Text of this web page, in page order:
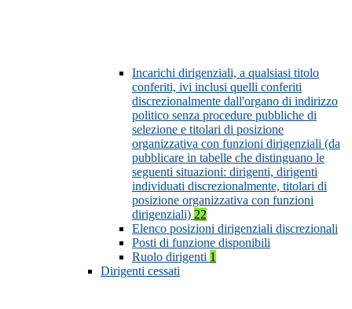
Incarichi dirigenziali, a qualsiasi titolo
conferiti, ivi inclusi quelli conferiti
discrezionalmente dall'organo di indirizzo
politico senza procedure pubbliche di
selezione e titolari di posizione
organizzativa con funzioni dirigenziali (da
pubblicare in tabelle che distinguano le
seguenti situazioni: dirigenti, dirigenti
individuati discrezionalmente, titolari di
posizione organizzativa con funzioni
dirigenziali) 22
Elenco posizioni dirigenziali discrezionali
Posti di funzione disponibili
Ruolo dirigenti 1
Dirigenti cessati